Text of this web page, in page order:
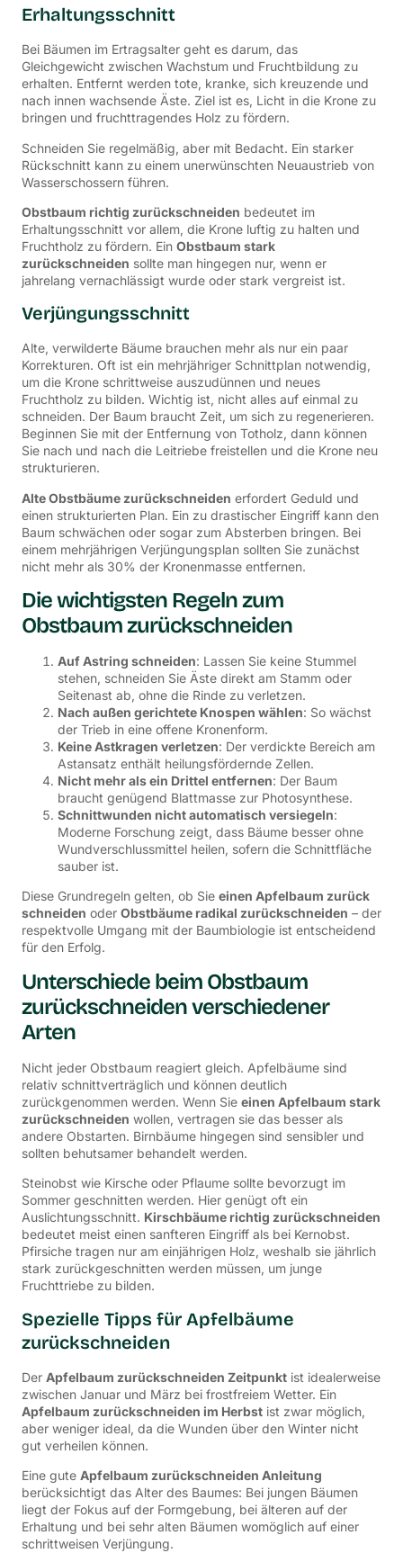
Erhaltungsschnitt
Bei Bäumen im Ertragsalter geht es darum, das
Gleichgewicht zwischen Wachstum und Fruchtbildung zu
erhalten. Entfernt werden tote, kranke, sich kreuzende und
nach innen wachsende Äste. Ziel ist es, Licht in die Krone zu
bringen und fruchttragendes Holz zu fördern.
Schneiden Sie regelmäßig, aber mit Bedacht. Ein starker
Rückschnitt kann zu einem unerwünschten Neuaustrieb von
Wasserschossern führen.
Obstbaum richtig zurückschneiden bedeutet im
Erhaltungsschnitt vor allem, die Krone luftig zu halten und
Fruchtholz zu fördern. Ein Obstbaum stark
zurückschneiden sollte man hingegen nur, wenn er
jahrelang vernachlässigt wurde oder stark vergreist ist.
Verjüngungsschnitt
Alte, verwilderte Bäume brauchen mehr als nur ein paar
Korrekturen. Oft ist ein mehrjähriger Schnittplan notwendig,
um die Krone schrittweise auszudünnen und neues
Fruchtholz zu bilden. Wichtig ist, nicht alles auf einmal zu
schneiden. Der Baum braucht Zeit, um sich zu regenerieren.
Beginnen Sie mit der Entfernung von Totholz, dann können
Sie nach und nach die Leitriebe freistellen und die Krone neu
strukturieren.
Alte Obstbäume zurückschneiden erfordert Geduld und
einen strukturierten Plan. Ein zu drastischer Eingriff kann den
Baum schwächen oder sogar zum Absterben bringen. Bei
einem mehrjährigen Verjüngungsplan sollten Sie zunächst
nicht mehr als 30% der Kronenmasse entfernen.
Die wichtigsten Regeln zum
Obstbaum zurückschneiden
Auf Astring schneiden: Lassen Sie keine Stummel
stehen, schneiden Sie Äste direkt am Stamm oder
Seitenast ab, ohne die Rinde zu verletzen.
Nach außen gerichtete Knospen wählen: So wächst
der Trieb in eine offene Kronenform.
Keine Astkragen verletzen: Der verdickte Bereich am
Astansatz enthält heilungsfördernde Zellen.
Nicht mehr als ein Drittel entfernen: Der Baum
braucht genügend Blattmasse zur Photosynthese.
Schnittwunden nicht automatisch versiegeln:
Moderne Forschung zeigt, dass Bäume besser ohne
Wundverschlussmittel heilen, sofern die Schnittfläche
sauber ist.
Diese Grundregeln gelten, ob Sie einen Apfelbaum zurück
schneiden oder Obstbäume radikal zurückschneiden – der
respektvolle Umgang mit der Baumbiologie ist entscheidend
für den Erfolg.
Unterschiede beim Obstbaum
zurückschneiden verschiedener
Arten
Nicht jeder Obstbaum reagiert gleich. Apfelbäume sind
relativ schnittverträglich und können deutlich
zurückgenommen werden. Wenn Sie einen Apfelbaum stark
zurückschneiden wollen, vertragen sie das besser als
andere Obstarten. Birnbäume hingegen sind sensibler und
sollten behutsamer behandelt werden.
Steinobst wie Kirsche oder Pflaume sollte bevorzugt im
Sommer geschnitten werden. Hier genügt oft ein
Auslichtungsschnitt. Kirschbäume richtig zurückschneiden
bedeutet meist einen sanfteren Eingriff als bei Kernobst.
Pfirsiche tragen nur am einjährigen Holz, weshalb sie jährlich
stark zurückgeschnitten werden müssen, um junge
Fruchttriebe zu bilden.
Spezielle Tipps für Apfelbäume
zurückschneiden
Der Apfelbaum zurückschneiden Zeitpunkt ist idealerweise
zwischen Januar und März bei frostfreiem Wetter. Ein
Apfelbaum zurückschneiden im Herbst ist zwar möglich,
aber weniger ideal, da die Wunden über den Winter nicht
gut verheilen können.
Eine gute Apfelbaum zurückschneiden Anleitung
berücksichtigt das Alter des Baumes: Bei jungen Bäumen
liegt der Fokus auf der Formgebung, bei älteren auf der
Erhaltung und bei sehr alten Bäumen womöglich auf einer
schrittweisen Verjüngung.